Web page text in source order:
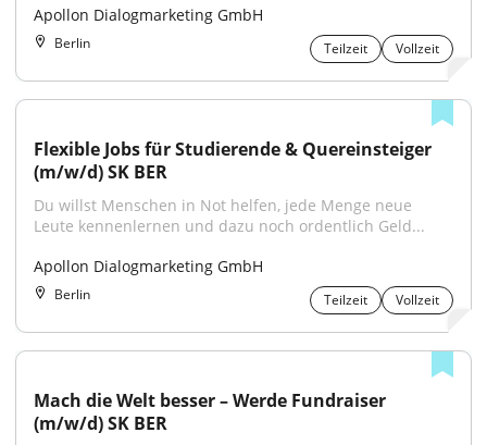
Apollon Dialogmarketing GmbH
Berlin Teilzeit Vollzeit
Flexible Jobs für Studierende & Quereinsteiger
(m/w/d) SK BER
Du willst Menschen in Not helfen, jede Menge neue
Leute kennenlernen und dazu noch ordentlich Geld...
Apollon Dialogmarketing GmbH
Berlin Teilzeit Vollzeit
Mach die Welt besser – Werde Fundraiser
(m/w/d) SK BER